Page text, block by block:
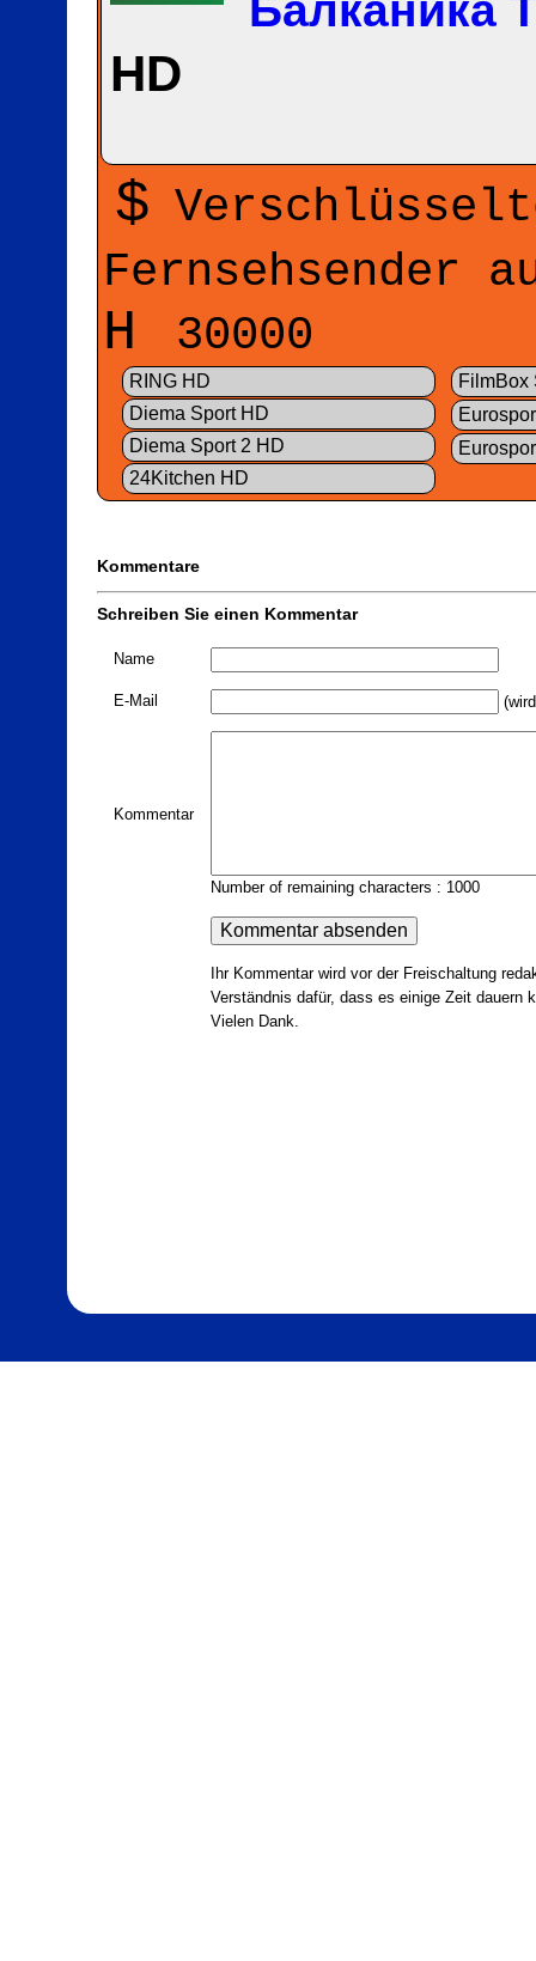
HD
$
Fernsehsender
H 30000
RING HD
Diema Sport HD
Diema Sport 2 HD
24Kitchen HD
FilmBox
Kommentare
Schreiben Sie einen Kommentar
Name
E-Mail
Kommentar
Number of remaining characters : 1000
Ihr Kommentar wird vor der Freischaltung
Verständnis dafür, dass es einige Zeit
Vielen Dank.